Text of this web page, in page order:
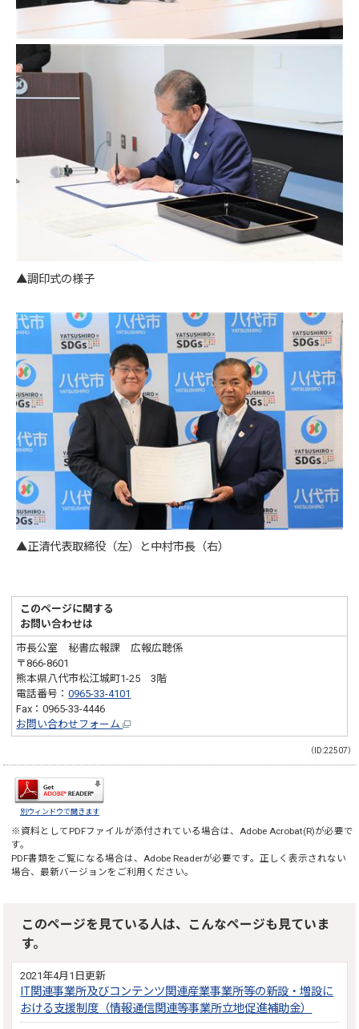
▲調印式の様子
▲正清代表取締役（左）と中村市長（右）
このページに関する
お問い合わせは
市長公室 秘書広報課 広報広聴係
〒866-8601
熊本県八代市松江城町1-25 3階
電話番号：0965-33-4101
Fax：0965-33-4446
お問い合わせフォーム
（ID:22507）
別ウィンドウで開きます
※資料としてPDFファイルが添付されている場合は、Adobe Acrobat(R)が必要で
す。
PDF書類をご覧になる場合は、Adobe Readerが必要です。正しく表示されない
場合、最新バージョンをご利用ください。
このページを見ている人は、こんなページも見ていま
す。
2021年4月1日更新
IT関連事業所及びコンテンツ関連産業事業所等の新設・増設に
おける支援制度（情報通信関連等事業所立地促進補助金）